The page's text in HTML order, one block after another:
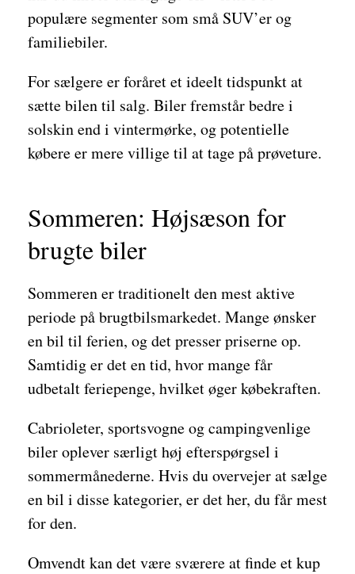
populære segmenter som små SUV’er og
familiebiler.
For sælgere er foråret et ideelt tidspunkt at
sætte bilen til salg. Biler fremstår bedre i
solskin end i vintermørke, og potentielle
købere er mere villige til at tage på prøveture.
Sommeren: Højsæson for
brugte biler
Sommeren er traditionelt den mest aktive
periode på brugtbilsmarkedet. Mange ønsker
en bil til ferien, og det presser priserne op.
Samtidig er det en tid, hvor mange får
udbetalt feriepenge, hvilket øger købekraften.
Cabrioleter, sportsvogne og campingvenlige
biler oplever særligt høj efterspørgsel i
sommermånederne. Hvis du overvejer at sælge
en bil i disse kategorier, er det her, du får mest
for den.
Omvendt kan det være sværere at finde et kup